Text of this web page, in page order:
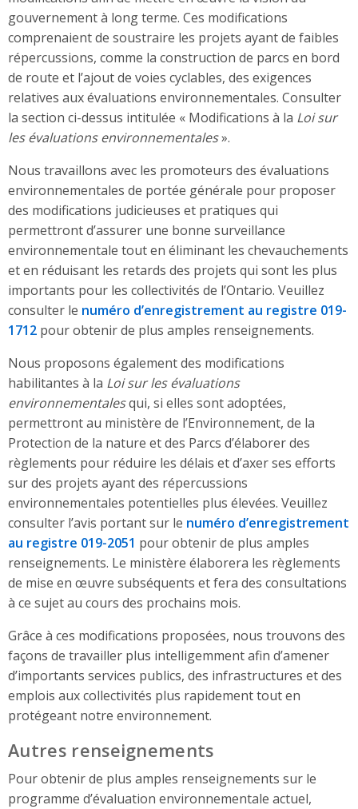
gouvernement à long terme. Ces modifications
comprenaient de soustraire les projets ayant de faibles
répercussions, comme la construction de parcs en bord
de route et l’ajout de voies cyclables, des exigences
relatives aux évaluations environnementales. Consulter
la section ci-dessus intitulée « Modifications à la Loi sur
les évaluations environnementales».
Nous travaillons avec les promoteurs des évaluations
environnementales de portée générale pour proposer
des modifications judicieuses et pratiques qui
permettront d’assurer une bonne surveillance
environnementale tout en éliminant les chevauchements
et en réduisant les retards des projets qui sont les plus
importants pour les collectivités de l’Ontario. Veuillez
consulter le numéro d’enregistrement au registre 019-
1712 pour obtenir de plus amples renseignements.
Nous proposons également des modifications
habilitantes à la Loi sur les évaluations
environnementalesqui, si elles sont adoptées,
permettront au ministère de l’Environnement, de la
Protection de la nature et des Parcs d’élaborer des
règlements pour réduire les délais et d’axer ses efforts
sur des projets ayant des répercussions
environnementales potentielles plus élevées. Veuillez
consulter l’avis portant sur le numéro d’enregistrement
au registre 019-2051 pour obtenir de plus amples
renseignements. Le ministère élaborera les règlements
de mise en œuvre subséquents et fera des consultations
à ce sujet au cours des prochains mois.
Grâce à ces modifications proposées, nous trouvons des
façons de travailler plus intelligemment afin d’amener
d’importants services publics, des infrastructures et des
emplois aux collectivités plus rapidement tout en
protégeant notre environnement.
Autres renseignements
Pour obtenir de plus amples renseignements sur le
programme d’évaluation environnementale actuel,